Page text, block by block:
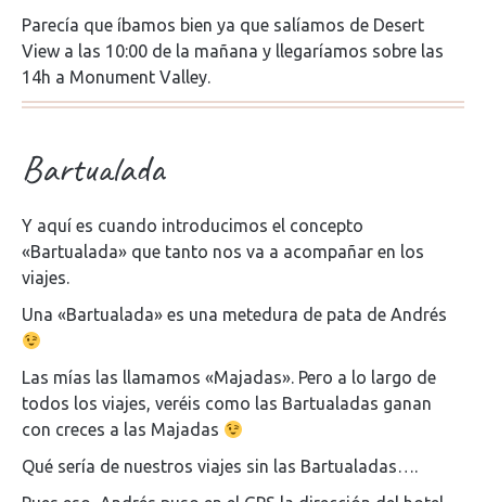
Parecía que íbamos bien ya que salíamos de Desert
View a las 10:00 de la mañana y llegaríamos sobre las
14h a Monument Valley.
Bartualada
Y aquí es cuando introducimos el concepto
«Bartualada» que tanto nos va a acompañar en los
viajes.
Una «Bartualada» es una metedura de pata de Andrés
Las mías las llamamos «Majadas». Pero a lo largo de
todos los viajes, veréis como las Bartualadas ganan
con creces a las Majadas
Qué sería de nuestros viajes sin las Bartualadas….